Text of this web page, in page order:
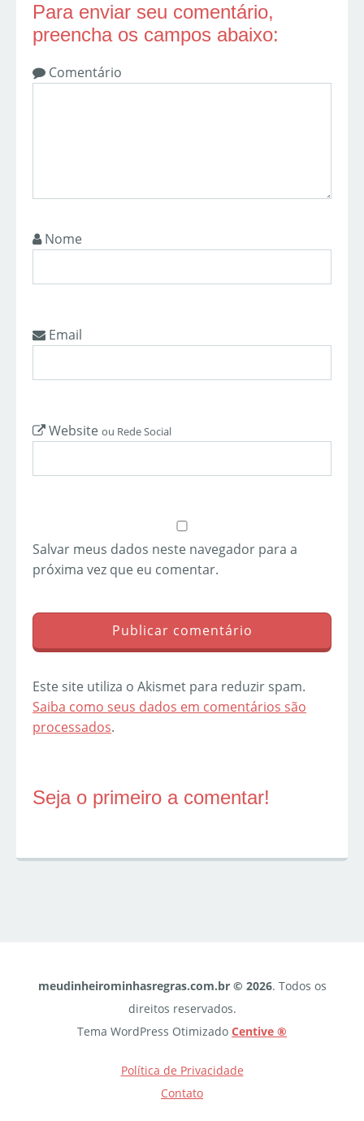
Para enviar seu comentário,
preencha os campos abaixo:
Comentário
Nome
Email
Website ou Rede Social
Salvar meus dados neste navegador para a
próxima vez que eu comentar.
Este site utiliza o Akismet para reduzir spam.
Saiba como seus dados em comentários são
processados.
Seja o primeiro a comentar!
meudinheirominhasregras.com.br © 2026. Todos os
direitos reservados.
Tema WordPress Otimizado Centive ®
Política de Privacidade
Contato